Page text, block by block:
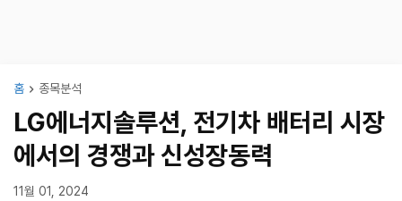
홈 종목분석
LG에너지솔루션, 전기차 배터리 시장
에서의 경쟁과 신성장동력
11월 01, 2024